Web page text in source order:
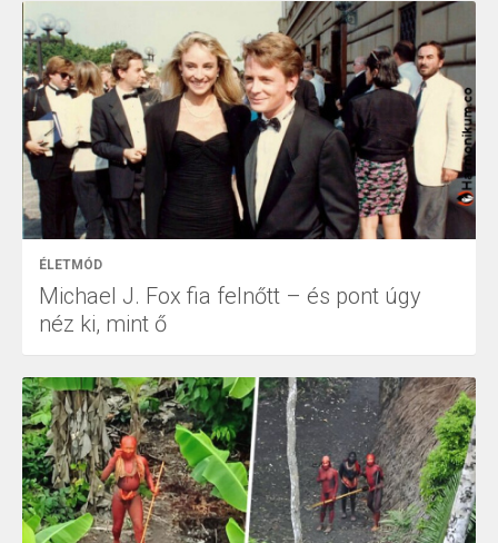
ÉLETMÓD
Michael J. Fox fia felnőtt – és pont úgy
néz ki, mint ő